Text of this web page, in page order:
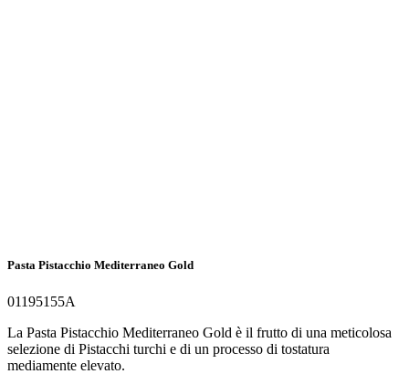
Pasta Pistacchio Mediterraneo Gold
01195155A
La Pasta Pistacchio Mediterraneo Gold è il frutto di una meticolosa
selezione di Pistacchi turchi e di un processo di tostatura
mediamente elevato.